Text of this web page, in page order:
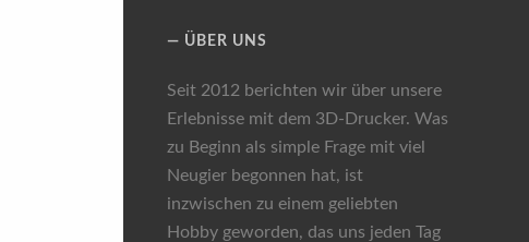
ÜBER UNS
Seit 2012 berichten wir über unsere
Erlebnisse mit dem 3D-Drucker. Was
zu Beginn als simple Frage mit viel
Neugier begonnen hat, ist
inzwischen zu einem geliebten
Hobby geworden, das uns jeden Tag